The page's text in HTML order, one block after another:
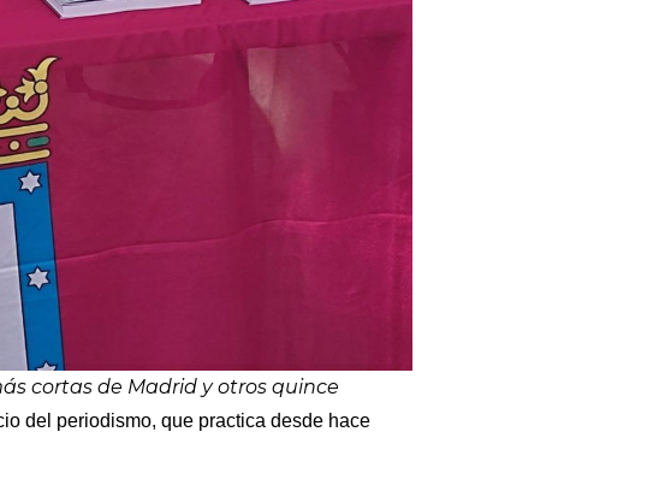
cortas de Madrid y otros quince
del periodismo, que practica desde hace